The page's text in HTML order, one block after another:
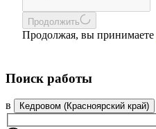
Продолжить
Продолжая, вы принимаете
Поиск работы
в Кедровом (Красноярский край)